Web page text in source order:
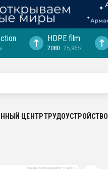
HDPE film
2080 25,96%
ЦЕНТРТРУДОУСТРОЙСТВО